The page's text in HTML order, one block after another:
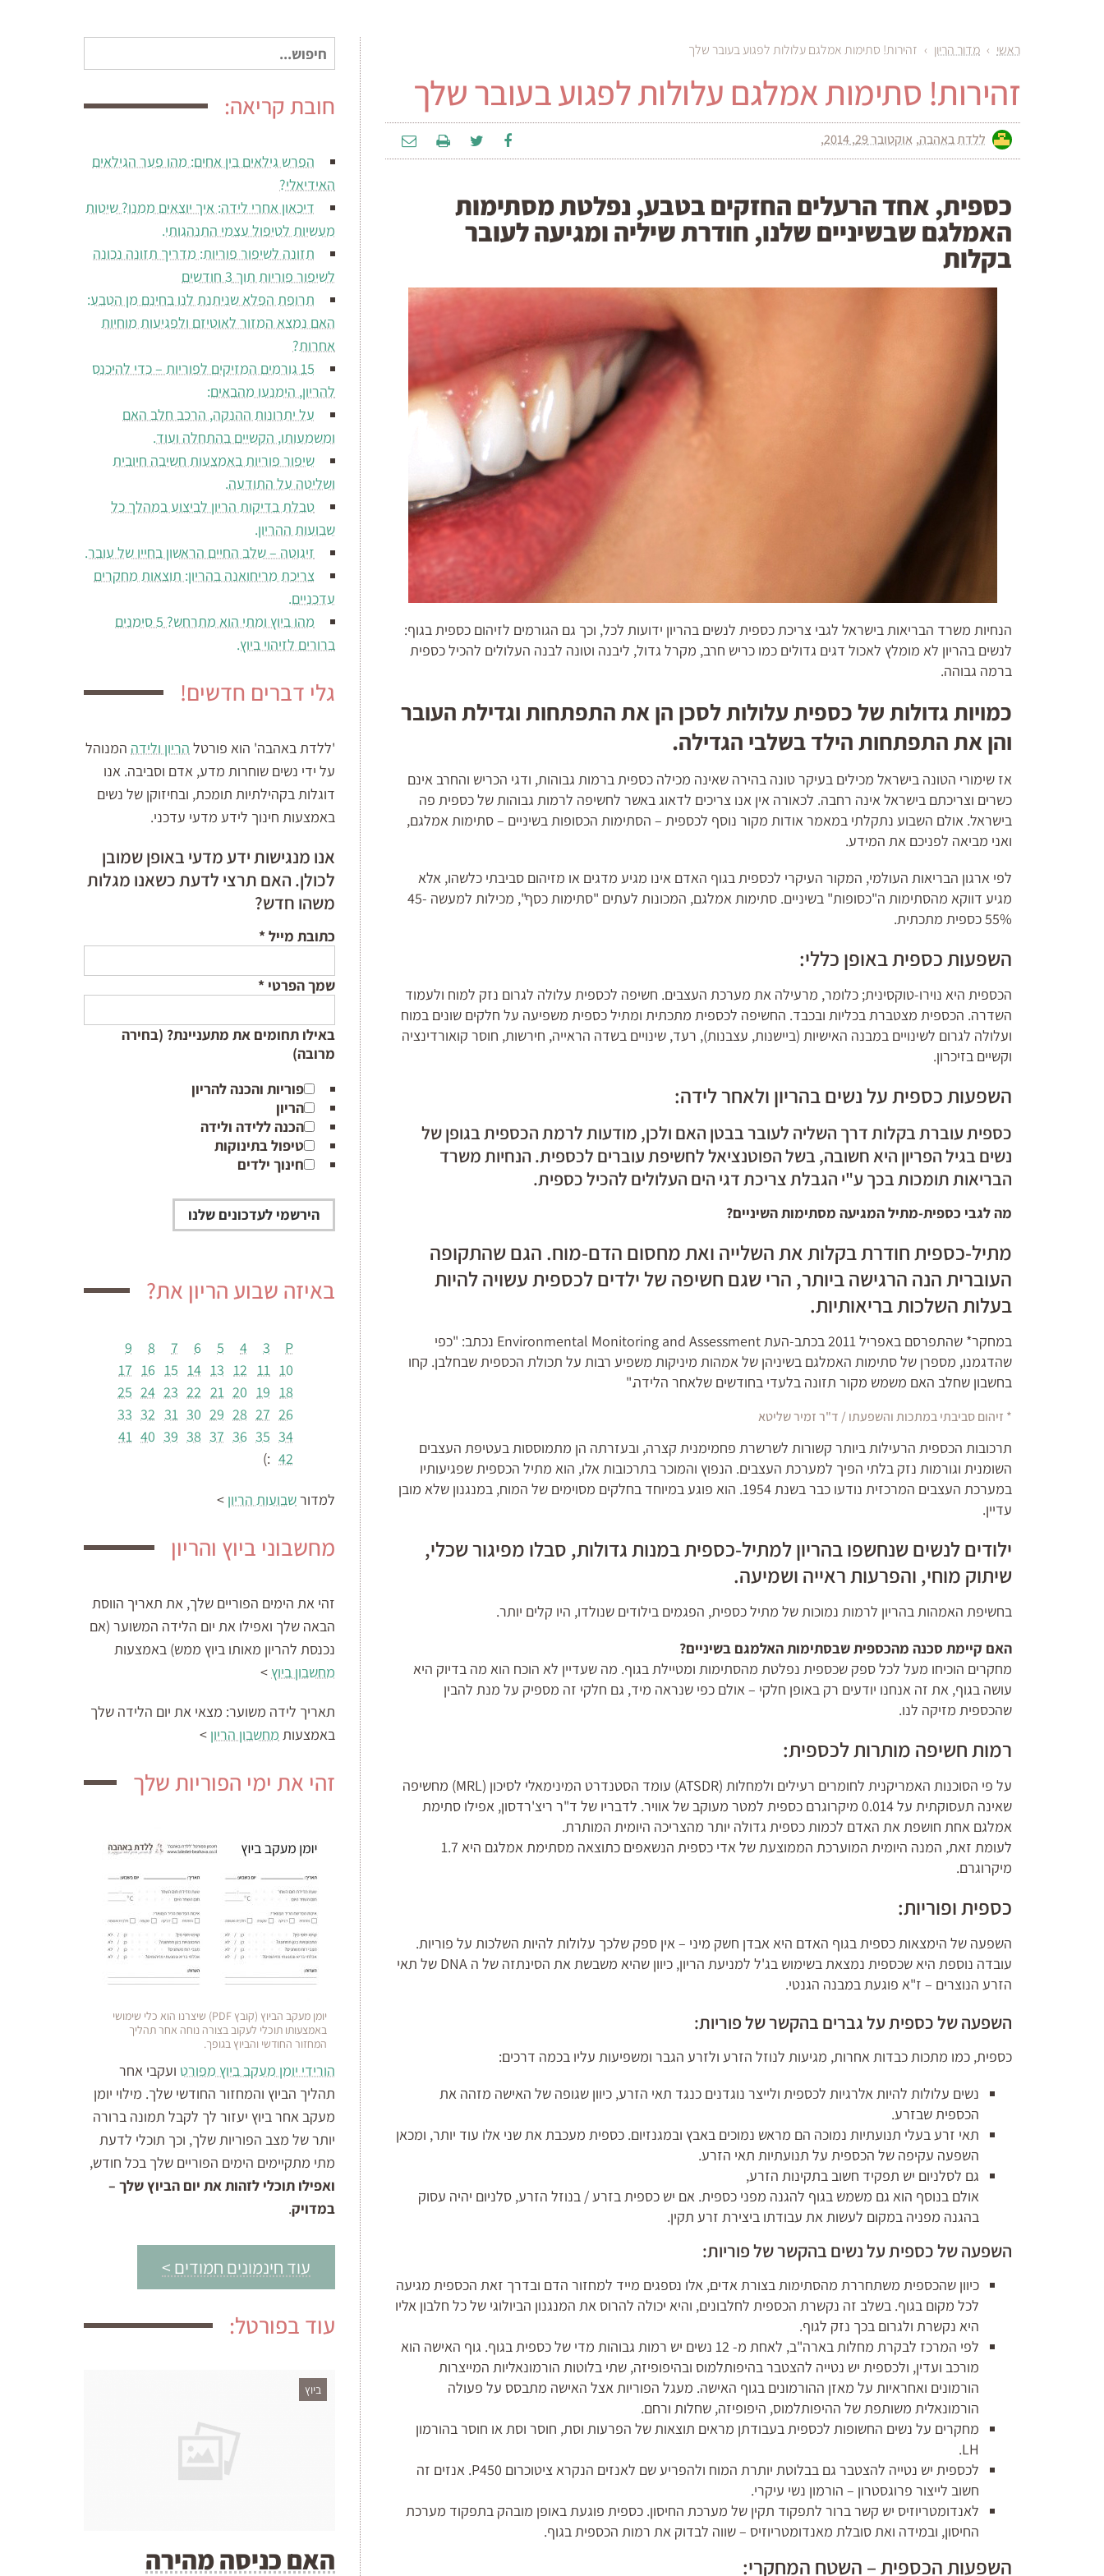
ראשי › מדור הריון › זהירות! סתימות אמלגם עלולות לפגוע בעובר שלך
זהירות! סתימות אמלגם עלולות לפגוע בעובר שלך
ללדת באהבה אוקטובר 29, 2014
כספית, אחד הרעלים החזקים בטבע, נפלטת מסתימות
האמלגם שבשיניים שלנו, חודרת שיליה ומגיעה לעובר
בקלות
הנחיות משרד הבריאות בישראל לגבי צריכת כספית לנשים בהריון ידועות לכל, וכך גם הגורמים לזיהום כספית בגוף:
לנשים בהריון לא מומלץ לאכול דגים גדולים כמו כריש חרב, מקרל גדול, ליבנה וטונה לבנה העלולים להכיל כספית
ברמה גבוהה.
כמויות גדולות של כספית עלולות לסכן הן את התפתחות וגדילת העובר
והן את התפתחות הילד בשלבי הגדילה.
אז שימורי הטונה בישראל מכילים בעיקר טונה בהירה שאינה מכילה כספית ברמות גבוהות, ודגי הכריש והחרב אינם
כשרים וצריכתם בישראל אינה רחבה. לכאורה אין אנו צריכים לדאוג באשר לחשיפה לרמות גבוהות של כספית פה
בישראל. אולם השבוע נתקלתי במאמר אודות מקור נוסף לכספית – הסתימות הכסופות בשיניים – סתימות אמלגם,
ואני מביאה לפניכם את המידע.
לפי ארגון הבריאות העולמי, המקור העיקרי לכספית בגוף האדם אינו מגיע מדגים או מזיהום סביבתי כלשהו, אלא
מגיע דווקא מהסתימות ה"כסופות" בשיניים. סתימות אמלגם, המכונות לעתים "סתימות כסף", מכילות למעשה 45-
55% כספית מתכתית.
השפעות כספית באופן כללי:
הכספית היא נוירו-טוקסינית; כלומר, מרעילה את מערכת העצבים. חשיפה לכספית עלולה לגרום נזק למוח ולעמוד
השדרה. הכספית מצטברת בכליות ובכבד. החשיפה לכספית מתכתית ומתיל כספית משפיעה על חלקים שונים במוח
ועלולה לגרום לשינויים במבנה האישיות (ביישנות, עצבנות), רעד, שינויים בשדה הראייה, חירשות, חוסר קואורדינציה
וקשיים בזיכרון.
השפעות כספית על נשים בהריון ולאחר לידה:
כספית עוברת בקלות דרך השליה לעובר בבטן האם ולכן, מודעות לרמת הכספית בגופן של
נשים בגיל הפריון היא חשובה, בשל הפוטנציאל לחשיפת עוברים לכספית. הנחיות משרד
הבריאות תומכות בכך ע"י הגבלת צריכת דגי הים העלולים להכיל כספית.
מה לגבי כספית-מתיל המגיעה מסתימות השיניים?
מתיל-כספית חודרת בקלות את השלייה ואת מחסום הדם-מוח. הגם שהתקופה
העוברית הנה הרגישה ביותר, הרי שגם חשיפה של ילדים לכספית עשויה להיות
בעלות השלכות בריאותיות.
במחקר* שהתפרסם באפריל 2011 בכתב-העת Environmental Monitoring and Assessment נכתב: "כפי
שהדגמנו, מספרן של סתימות האמלגם בשיניהן של אמהות מיניקות משפיע רבות על תכולת הכספית שבחלבן. קחו
בחשבון שחלב האם משמש מקור תזונה בלעדי בחודשים שלאחר הלידה."
* זיהום סביבתי במתכות והשפעתו / ד"ר זמיר שליטא
תרכובות הכספית הרעילות ביותר קשורות לשרשרת פחמימנית קצרה, ובעזרתה הן מתמוססות בעטיפת העצבים
השומנית וגורמות נזק בלתי הפיך למערכת העצבים. הנפוץ והמוכר בתרכובות אלו, הוא מתיל הכספית שפגיעותיו
במערכת העצבים המרכזית נודעו כבר בשנת 1954. הוא פוגע במיוחד בחלקים מסוימים של המוח, במנגנון שלא מובן
עדיין.
ילודים לנשים שנחשפו בהריון למתיל-כספית במנות גדולות, סבלו מפיגור שכלי,
שיתוק מוחי, והפרעות ראייה ושמיעה.
בחשיפת האמהות בהריון לרמות נמוכות של מתיל כספית, הפגמים בילודים שנולדו, היו קלים יותר.
האם קיימת סכנה מהכספית שבסתימות האלמגם בשיניים?
מחקרים הוכיחו מעל לכל ספק שכספית נפלטת מהסתימות ומטיילת בגוף. מה שעדיין לא הוכח הוא מה בדיוק היא
עושה בגוף, את זה אנחנו יודעים רק באופן חלקי – אולם כפי שנראה מיד, גם חלקי זה מספיק על מנת להבין
שהכספית מזיקה לנו.
רמות חשיפה מותרות לכספית:
על פי הסוכנות האמריקנית לחומרים רעילים ולמחלות (ATSDR) עומד הסטנדרט המינימאלי לסיכון (MRL) מחשיפה
שאינה תעסוקתית על 0.014 מיקרוגרם כספית למטר מעוקב של אוויר. לדבריו של ד"ר ריצ'רדסון, אפילו סתימת
אמלגם אחת חושפת את האדם לכמות כספית גדולה יותר מהצריכה היומית המותרת.
לעומת זאת, המנה היומית המוערכת הממוצעת של אדי כספית הנשאפים כתוצאה מסתימת אמלגם היא 1.7
מיקרוגרם.
כספית ופוריות:
השפעה של הימצאות כספית בגוף האדם היא אבדן חשק מיני – אין ספק שלכך עלולות להיות השלכות על פוריות.
עובדה נוספת היא שכספית נמצאת בשימוש בג'ל למניעת הריון, כיוון שהיא משבשת את הסינתזה של ה DNA של תאי
הזרע הנוצרים – ז"א פוגעת במבנה הגנטי.
השפעה של כספית על גברים בהקשר של פוריות:
כספית, כמו מתכות כבדות אחרות, מגיעות לנוזל הזרע ולזרע הגבר ומשפיעות עליו בכמה דרכים:
נשים עלולות להיות אלרגיות לכספית ולייצר נוגדנים כנגד תאי הזרע, כיוון שגופה של האישה מזהה את
הכספית שבזרע.
תאי זרע בעלי תנועתיות נמוכה הם מראש נמוכים באבץ ובמגנזיום. כספית מעכבת את שני אלו עוד יותר, ומכאן
השפעה עקיפה של הכספית על תנועתיות תאי הזרע.
גם לסלניום יש תפקיד חשוב בתקינות הזרע,
אולם בנוסף הוא גם משמש בגוף להגנה מפני כספית. אם יש כספית בזרע / בנוזל הזרע, סלניום יהיה עסוק
בהגנה מפניה במקום לעשות את עבודתו ביצירת זרע תקין.
השפעה של כספית על נשים בהקשר של פוריות:
כיוון שהכספית משתחררת מהסתימות בצורת אדים, אלו נספגים מייד למחזור הדם ובדרך זאת הכספית מגיעה
לכל מקום בגוף. בשלב זה נקשרת הכספית לחלבונים, והיא יכולה להרוס את המנגנון הביולוגי של כל חלבון אליו
היא נקשרת ולגרום בכך נזק לגוף.
לפי המרכז לבקרת מחלות בארה"ב, לאחת מ- 12 נשים יש רמות גבוהות מדי של כספית בגוף. גוף האישה הוא
מורכב ועדין, ולכספית יש נטייה להצטבר בהיפותלמוס ובהיפופיזה, שתי בלוטות הורמונאליות המייצרות
הורמונים ואחראיות על מאזן ההורמונים בגוף האישה. מעגל הפוריות אצל האישה מתבסס על פעולה
הורמונאלית משותפת של ההיפותלמוס, היפופיזה, שחלות ורחם.
מחקרים על נשים החשופות לכספית בעבודתן מראים תוצאות של הפרעות וסת, חוסר וסת או חוסר בהורמון
LH.
לכספית יש נטייה להצטבר גם בבלוטת יותרת המוח ולהפריע שם לאנזים הנקרא ציטוכרום P450. אנזים זה
חשוב לייצור פרוגסטרון – הורמון נשי עיקרי.
לאנדומטריוזיס יש קשר ברור לתפקוד תקין של מערכת החיסון. כספית פוגעת באופן מובהק בתפקוד מערכת
החיסון, ובמידה ואת סובלת מאנדומטריוזיס – שווה לבדוק את רמות הכספית בגוף.
השפעות הכספית – השטח המחקרי:
חיפוש
עבור:
חובת קריאה:
הפרש גילאים בין אחים: מהו פער הגילאים
האידיאלי?
דיכאון אחרי לידה: איך יוצאים ממנו? שיטות
מעשיות לטיפול עצמי התנהגותי.
תזונה לשיפור פוריות: מדריך תזונה נכונה
לשיפור פוריות תוך 3 חודשים
תרופת הפלא שניתנת לנו בחינם מן הטבע:
האם נמצא המזור לאוטיזם ולפגיעות מוחיות
אחרות?
15 גורמים המזיקים לפוריות – כדי להיכנס
להריון, הימנעו מהבאים:
על יתרונות ההנקה, הרכב חלב האם
ומשמעותו, הקשיים בהתחלה ועוד.
שיפור פוריות באמצעות חשיבה חיובית
ושליטה על התודעה.
טבלת בדיקות הריון לביצוע במהלך כל
שבועות ההריון.
זיגוטה – שלב החיים הראשון בחייו של עובר.
צריכת מריחואנה בהריון: תוצאות מחקרים
עדכניים.
מהו ביוץ ומתי הוא מתרחש? 5 סימנים
ברורים לזיהוי ביוץ.
גלי דברים חדשים!
'ללדת באהבה' הוא פורטל הריון ולידה המנוהל
על ידי נשים שוחרות מדע, אדם וסביבה. אנו
דוגלות בקהילתיות תומכת, ובחיזוקן של נשים
באמצעות חינוך לידע מדעי עדכני.
אנו מנגישות ידע מדעי באופן שמובן
לכולן. האם תרצי לדעת כשאנו מגלות
משהו חדש?
כתובת מייל*
שמך הפרטי *
באילו תחומים את מתעניינת? (בחירה
מרובה)
פוריות והכנה להריון
הריון
הכנה ללידה ולידה
טיפול בתינוקות
חינוך ילדים
באיזה שבוע הריון את?
P
3
4
5
6
7
8
9
10
11
12
13
14
15
16
17
18
19
20
21
22
23
24
25
26
27
28
29
30
31
32
33
34
35
36
37
38
39
40
41
42
:)
למדורשבועות הריון >
מחשבוני ביוץ והריון
זהי את הימים הפוריים שלך, את תאריך הווסת
הבאה שלך ואפילו את יום הלידה המשוער (אם
נכנסת להריון מאותו ביוץ ממש) באמצעות
מחשבון ביוץ >
תאריך לידה משוער: מצאי את יום הלידה שלך
באמצעות מחשבון הריון >
זהי את ימי הפוריות שלך
יומן מעקב הביוץ (קובץ PDF) שיצרנו הוא כלי שימושי
באמצעותו תוכלי לעקוב בצורה נוחה אחר תהליך
המחזור החודשי והביוץ בגופך.
הורידי יומן מעקב ביוץ מפורט ועקבי אחר
תהליך הביוץ והמחזור החודשי שלך. מילוי יומן
מעקב אחר ביוץ יעזור לך לקבל תמונה ברורה
יותר של מצב הפוריות שלך, וכך תוכלי לדעת
מתי מתקיימים הימים הפוריים שלך בכל חודש,
ואפילו תוכלי לזהות את יום הביוץ שלך –
במדויק.
עוד חינמונים חמודים >
עוד בפורטל:
ביוץ
האם כניסה מהירה